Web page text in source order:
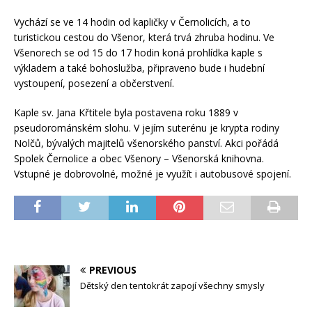
Vychází se ve 14 hodin od kapličky v Černolicích, a to
turistickou cestou do Všenor, která trvá zhruba hodinu. Ve
Všenorech se od 15 do 17 hodin koná prohlídka kaple s
výkladem a také bohoslužba, připraveno bude i hudební
vystoupení, posezení a občerstvení.
Kaple sv. Jana Křtitele byla postavena roku 1889 v
pseudorománském slohu. V jejím suterénu je krypta rodiny
Nolčů, bývalých majitelů všenorského panství. Akci pořádá
Spolek Černolice a obec Všenory – Všenorská knihovna.
Vstupné je dobrovolné, možné je využít i autobusové spojení.
PREVIOUS
Dětský den tentokrát zapojí všechny smysly